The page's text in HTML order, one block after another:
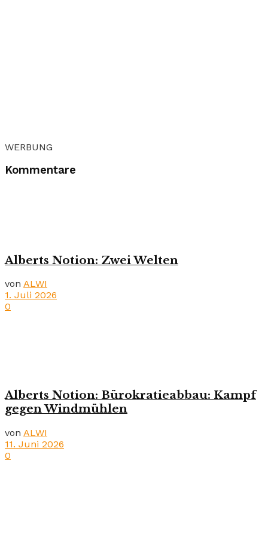
WERBUNG
Kommentare
Alberts Notion: Zwei Welten
von ALWI
1. Juli 2026
0
Alberts Notion: Bürokratieabbau: Kampf
gegen Windmühlen
von ALWI
11. Juni 2026
0